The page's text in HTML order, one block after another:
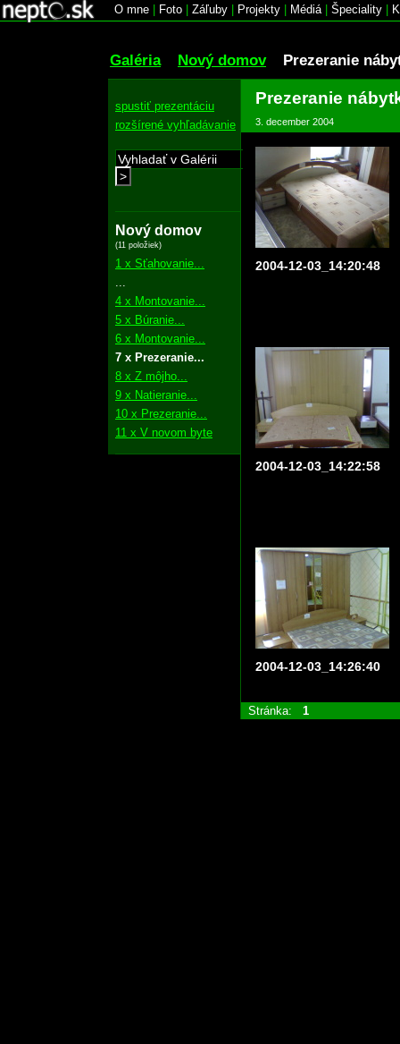
O mne Foto Záľuby Projekty Médiá| Špeciality
Galéria Nový domov Prezeranie
spustiť prezentáciu
rozšírené vyhľadávanie
>
Nový domov
(11 položiek)
1 x Sťahovanie...
4 x Montovanie...
5 x Búranie...
6 x Montovanie...
7 x Prezeranie...
8 x Z môjho...
9 x Natieranie...
10 x Prezeranie...
11 x V novom byte
Prezeranie
3. december 2004
2004-12-03_14:20:48
2004-12-03_14:22:58
2004-12-03_14:26:40
Stránka: 1